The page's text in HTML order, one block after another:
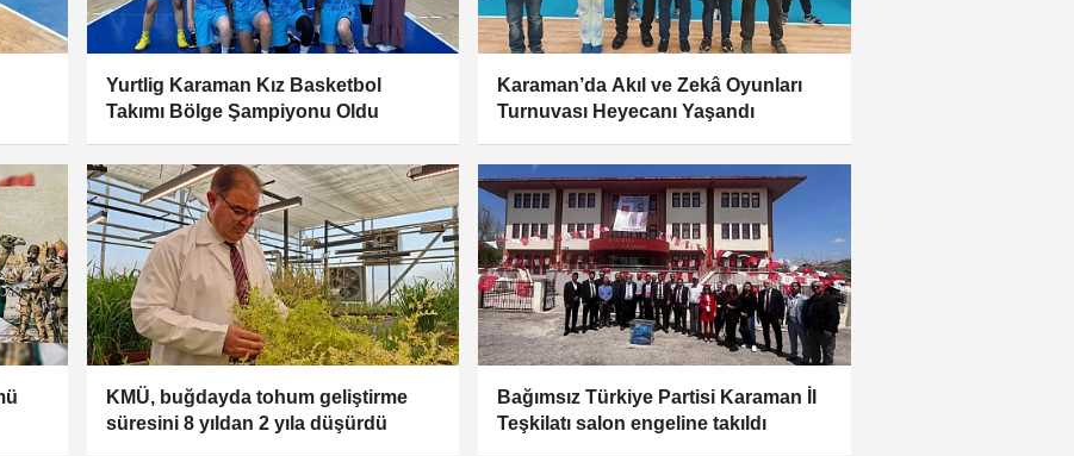
Yurtlig Karaman Kız Basketbol
Takımı Bölge Şampiyonu Oldu
Karaman’da Akıl ve Zekâ Oyunları
Turnuvası Heyecanı Yaşandı
KMÜ, buğdayda tohum geliştirme
süresini 8 yıldan 2 yıla düşürdü
Bağımsız Türkiye Partisi Karaman İl
Teşkilatı salon engeline takıldı